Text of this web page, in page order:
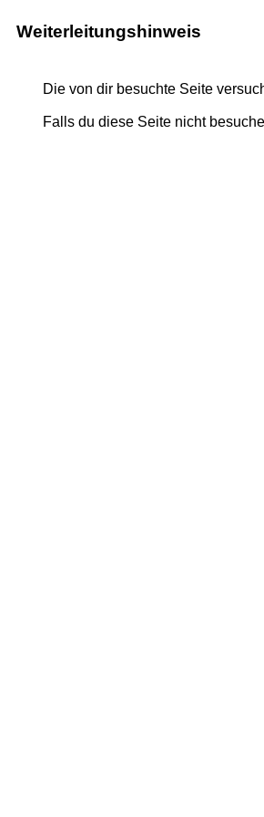
Weiterleitungshinweis
Die von dir besuchte Seite
Falls du diese Seite nicht